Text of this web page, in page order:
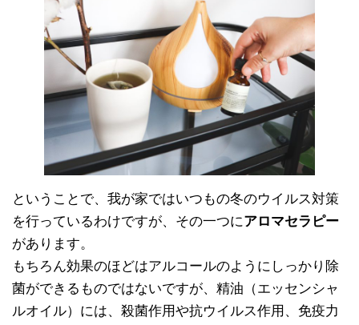
ということで、我が家ではいつもの冬のウイルス対策
を行っているわけですが、その一つにアロマセラピー
があります。
もちろん効果のほどはアルコールのようにしっかり除
菌ができるものではないですが、精油（エッセンシャ
ルオイル）には、殺菌作用や抗ウイルス作用、免疫力